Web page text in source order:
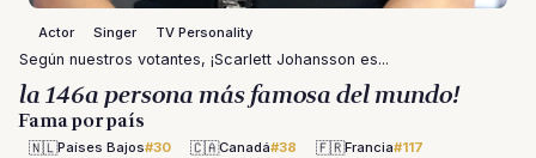
Actor Singer TV Personality
Según nuestros votantes, ¡Scarlett Johansson es...
la 146a persona más famosa del mundo!
Fama por país
🇳🇱Países Bajos#30 🇨🇦Canadá#38 🇫🇷Francia#117